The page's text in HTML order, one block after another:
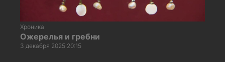
Хроника
Ожерелья и гребни
3 декабря 2025 20:15